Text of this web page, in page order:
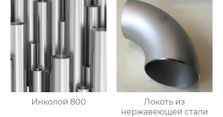
Инколой 800
Локоть из
нержавеющей стали